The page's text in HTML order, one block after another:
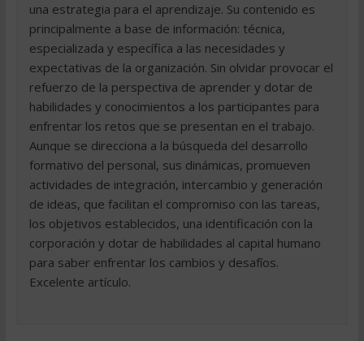
una estrategia para el aprendizaje. Su contenido es
principalmente a base de información: técnica,
especializada y específica a las necesidades y
expectativas de la organización. Sin olvidar provocar el
refuerzo de la perspectiva de aprender y dotar de
habilidades y conocimientos a los participantes para
enfrentar los retos que se presentan en el trabajo.
Aunque se direcciona a la búsqueda del desarrollo
formativo del personal, sus dinámicas, promueven
actividades de integración, intercambio y generación
de ideas, que facilitan el compromiso con las tareas,
los objetivos establecidos, una identificación con la
corporación y dotar de habilidades al capital humano
para saber enfrentar los cambios y desafíos.
Excelente artículo.